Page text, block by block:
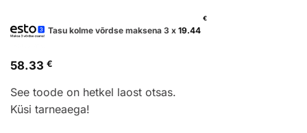
Tasu kolme võrdse maksena 3 x 19.44
€
58.33 €
See toode on hetkel laost otsas.
Küsi tarneaega!